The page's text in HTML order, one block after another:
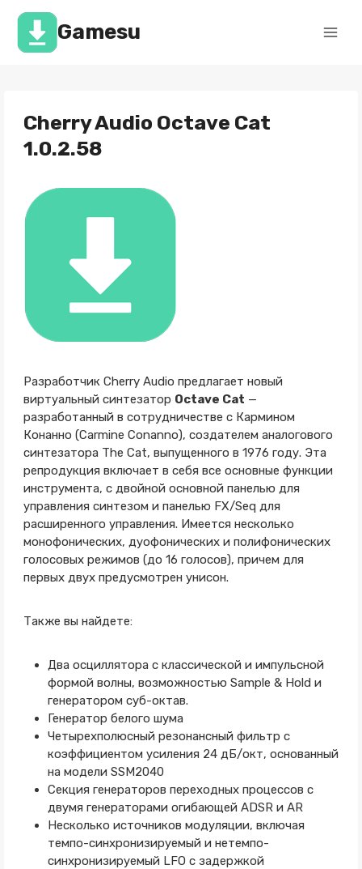
Перейти
содержимомуGamesu
Cherry Audio Octave Cat
1.0.2.58
Разработчик Cherry Audio предлагает новый
виртуальный синтезатор Octave Cat —
разработанный в сотрудничестве с Кармином
Конанно (Carmine Conanno), создателем аналогового
синтезатора The Cat, выпущенного в 1976 году. Эта
репродукция включает в себя все основные функции
инструмента, с двойной основной панелью для
управления синтезом и панелью FX/Seq для
расширенного управления. Имеется несколько
монофонических, дуофонических и полифонических
голосовых режимов (до 16 голосов), причем для
первых двух предусмотрен унисон.
Также вы найдете:
Два осциллятора с классической и импульсной
формой волны, возможностью Sample & Hold и
генератором суб-октав.
Генератор белого шума
Четырехполюсный резонансный фильтр с
коэффициентом усиления 24 дБ/окт, основанный
на модели SSM2040
Секция генераторов переходных процессов с
двумя генераторами огибающей ADSR и AR
Несколько источников модуляции, включая
темпо-синхронизируемый и нетемпо-
синхронизируемый LFO с задержкой